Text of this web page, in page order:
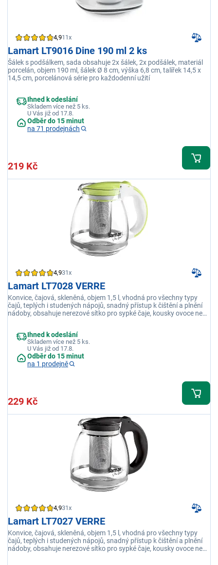
4,911x
Lamart LT9016 Dine 190 ml 2 ks
Šálek s podšálkem, sada obsahuje 2x šálek, 2x podšálek, materiál
porcelán, objem 190 ml, šálek Ø 8 cm, výška 6,8 cm, talířek 14,5 x
14,5 cm, porcelánová série pro každodenní užití
Ihned k odeslání
Skladem více než 5 ks.
U Vás již od 17.8.
Odběr do 15 minut
na 71 prodejnách
219 Kč
4,931x
Lamart LT7028 VERRE
Konvice, čajová, skleněná, objem 1,5 l, vhodná pro všechny typy
čajů, teplých i studených nápojů, snadný přístup k čištění a plnění
nádoby, obsahuje nerezové sítko pro sypké čaje, kousky ovoce nebo
Ihned k odeslání
Skladem více než 5 ks.
U Vás již od 17.8.
Odběr do 15 minut
na 1 prodejně
229 Kč
4,931x
Lamart LT7027 VERRE
Konvice, čajová, skleněná, objem 1,5 l, vhodná pro všechny typy
čajů, teplých i studených nápojů, snadný přístup k čištění a plnění
nádoby, obsahuje nerezové sítko pro sypké čaje, kousky ovoce nebo